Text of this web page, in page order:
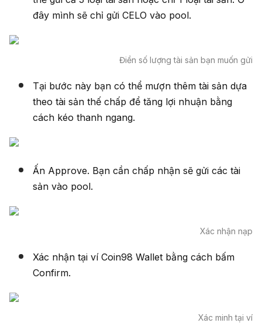
đây mình sẽ chỉ gửi CELO vào pool.
Điền số lượng tài sản bạn muốn gửi
Tại bước này bạn có thể mượn thêm tài sản dựa
theo tài sản thế chấp để tăng lợi nhuận bằng
cách kéo thanh ngang.
Ấn Approve. Bạn cần chấp nhận sẽ gửi các tài
sản vào pool.
Xác nhận nạp
Xác nhận tại ví Coin98 Wallet bằng cách bấm
Confirm.
Xác minh tại ví